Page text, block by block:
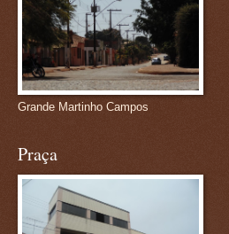
Grande Martinho Campos
Praça